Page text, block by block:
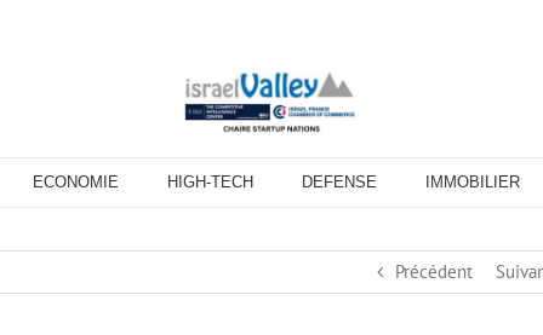
ECONOMIE HIGH-TECH DEFENSE IMMOBILIER
Précédent